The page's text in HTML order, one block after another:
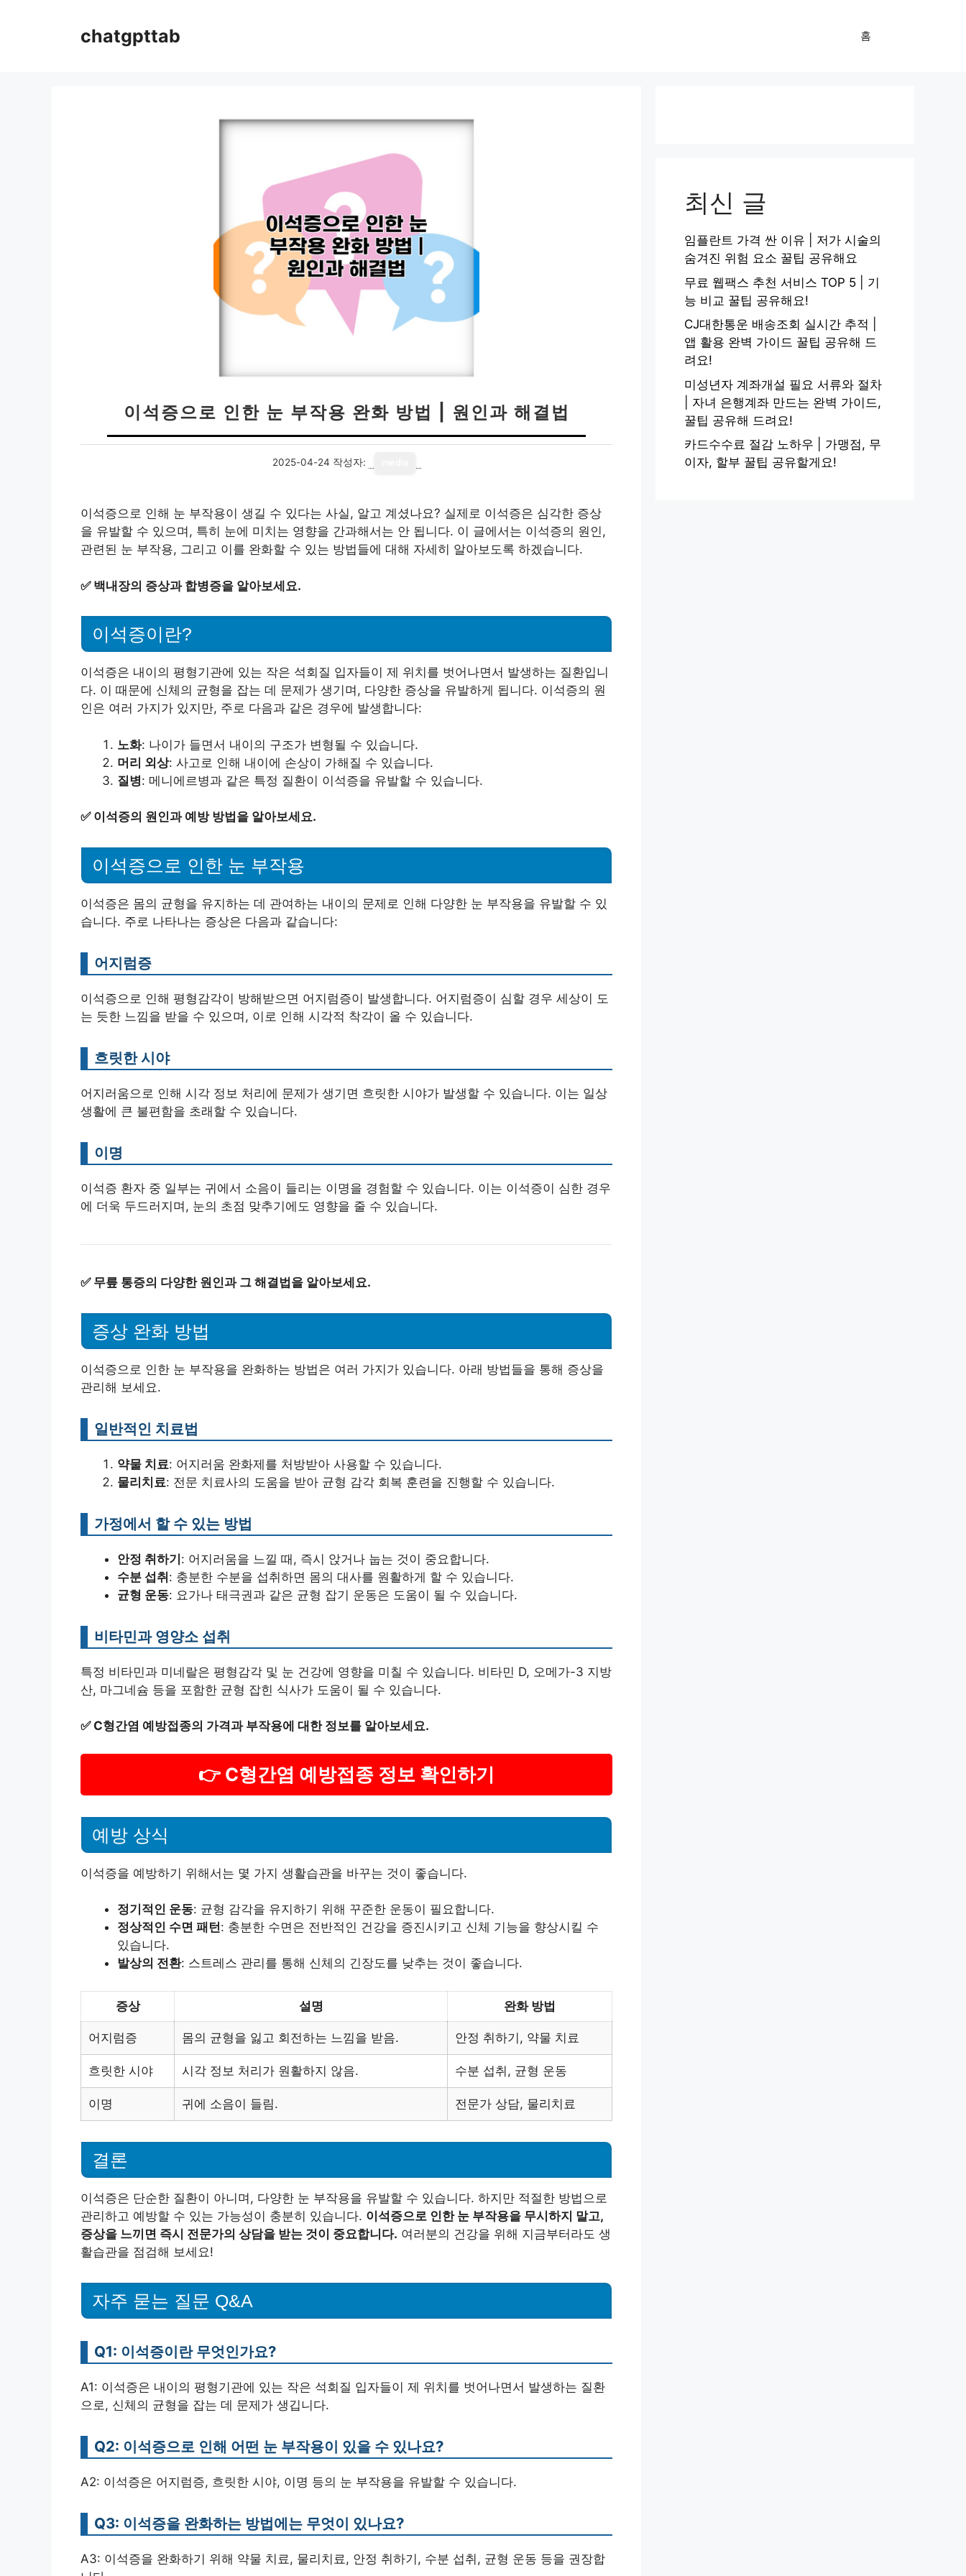
chatgpttab 홈
이석증으로 인한 눈 부작용 완화 방법 | 원인과 해결법
2025-04-24 작성자:
이석증으로 인해 눈 부작용이 생길 수 있다는 사실, 알고 계셨나요? 실제로 이석증은 심각한 증상
을 유발할 수 있으며, 특히 눈에 미치는 영향을 간과해서는 안 됩니다. 이 글에서는 이석증의 원인,
관련된 눈 부작용, 그리고 이를 완화할 수 있는 방법들에 대해 자세히 알아보도록 하겠습니다.
✅ 백내장의 증상과 합병증을 알아보세요.
이석증이란?
이석증은 내이의 평형기관에 있는 작은 석회질 입자들이 제 위치를 벗어나면서 발생하는 질환입니
다. 이 때문에 신체의 균형을 잡는 데 문제가 생기며, 다양한 증상을 유발하게 됩니다. 이석증의 원
인은 여러 가지가 있지만, 주로 다음과 같은 경우에 발생합니다:
노화: 나이가 들면서 내이의 구조가 변형될 수 있습니다.
머리 외상: 사고로 인해 내이에 손상이 가해질 수 있습니다.
질병: 메니에르병과 같은 특정 질환이 이석증을 유발할 수 있습니다.
✅ 이석증의 원인과 예방 방법을 알아보세요.
이석증으로 인한 눈 부작용
이석증은 몸의 균형을 유지하는 데 관여하는 내이의 문제로 인해 다양한 눈 부작용을 유발할 수 있
습니다. 주로 나타나는 증상은 다음과 같습니다:
어지럼증
이석증으로 인해 평형감각이 방해받으면 어지럼증이 발생합니다. 어지럼증이 심할 경우 세상이 도
는 듯한 느낌을 받을 수 있으며, 이로 인해 시각적 착각이 올 수 있습니다.
흐릿한 시야
어지러움으로 인해 시각 정보 처리에 문제가 생기면 흐릿한 시야가 발생할 수 있습니다. 이는 일상
생활에 큰 불편함을 초래할 수 있습니다.
이명
이석증 환자 중 일부는 귀에서 소음이 들리는 이명을 경험할 수 있습니다. 이는 이석증이 심한 경우
에 더욱 두드러지며, 눈의 초점 맞추기에도 영향을 줄 수 있습니다.
✅ 무릎 통증의 다양한 원인과 그 해결법을 알아보세요.
증상 완화 방법
이석증으로 인한 눈 부작용을 완화하는 방법은 여러 가지가 있습니다. 아래 방법들을 통해 증상을
관리해 보세요.
일반적인 치료법
약물 치료: 어지러움 완화제를 처방받아 사용할 수 있습니다.
물리치료: 전문 치료사의 도움을 받아 균형 감각 회복 훈련을 진행할 수 있습니다.
가정에서 할 수 있는 방법
안정 취하기: 어지러움을 느낄 때, 즉시 앉거나 눕는 것이 중요합니다.
수분 섭취: 충분한 수분을 섭취하면 몸의 대사를 원활하게 할 수 있습니다.
균형 운동: 요가나 태극권과 같은 균형 잡기 운동은 도움이 될 수 있습니다.
비타민과 영양소 섭취
특정 비타민과 미네랄은 평형감각 및 눈 건강에 영향을 미칠 수 있습니다. 비타민 D, 오메가-3 지방
산, 마그네슘 등을 포함한 균형 잡힌 식사가 도움이 될 수 있습니다.
✅ C형간염 예방접종의 가격과 부작용에 대한 정보를 알아보세요.
👉 C형간염 예방접종 정보 확인하기
예방 상식
이석증을 예방하기 위해서는 몇 가지 생활습관을 바꾸는 것이 좋습니다.
정기적인 운동: 균형 감각을 유지하기 위해 꾸준한 운동이 필요합니다.
정상적인 수면 패턴: 충분한 수면은 전반적인 건강을 증진시키고 신체 기능을 향상시킬 수
있습니다.
발상의 전환: 스트레스 관리를 통해 신체의 긴장도를 낮추는 것이 좋습니다.
증상 설명 완화 방법
어지럼증 몸의 균형을 잃고 회전하는 느낌을 받음. 안정 취하기, 약물 치료
흐릿한 시야 시각 정보 처리가 원활하지 않음. 수분 섭취, 균형 운동
이명 귀에 소음이 들림. 전문가 상담, 물리치료
결론
이석증은 단순한 질환이 아니며, 다양한 눈 부작용을 유발할 수 있습니다. 하지만 적절한 방법으로
관리하고 예방할 수 있는 가능성이 충분히 있습니다. 이석증으로 인한 눈 부작용을 무시하지 말고,
증상을 느끼면 즉시 전문가의 상담을 받는 것이 중요합니다. 여러분의 건강을 위해 지금부터라도 생
활습관을 점검해 보세요!
자주 묻는 질문 Q&A
Q1: 이석증이란 무엇인가요?
A1: 이석증은 내이의 평형기관에 있는 작은 석회질 입자들이 제 위치를 벗어나면서 발생하는 질환
으로, 신체의 균형을 잡는 데 문제가 생깁니다.
Q2: 이석증으로 인해 어떤 눈 부작용이 있을 수 있나요?
A2: 이석증은 어지럼증, 흐릿한 시야, 이명 등의 눈 부작용을 유발할 수 있습니다.
Q3: 이석증을 완화하는 방법에는 무엇이 있나요?
A3: 이석증을 완화하기 위해 약물 치료, 물리치료, 안정 취하기, 수분 섭취, 균형 운동 등을 권장합
최신 글
임플란트 가격 싼 이유 | 저가 시술의
숨겨진 위험 요소 꿀팁 공유해요
무료 웹팩스 추천 서비스 TOP 5 | 기
능 비교 꿀팁 공유해요!
CJ대한통운 배송조회 실시간 추적 |
앱 활용 완벽 가이드 꿀팁 공유해 드
려요!
미성년자 계좌개설 필요 서류와 절차
| 자녀 은행계좌 만드는 완벽 가이드,
꿀팁 공유해 드려요!
카드수수료 절감 노하우 | 가맹점, 무
이자, 할부 꿀팁 공유할게요!